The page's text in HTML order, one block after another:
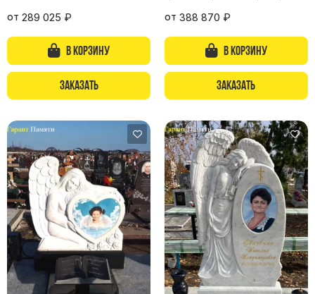
от 289 025 ₽
В корзину
Заказать
от 388 870 ₽
В корзину
Заказать